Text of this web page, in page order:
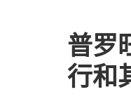
普罗
行和